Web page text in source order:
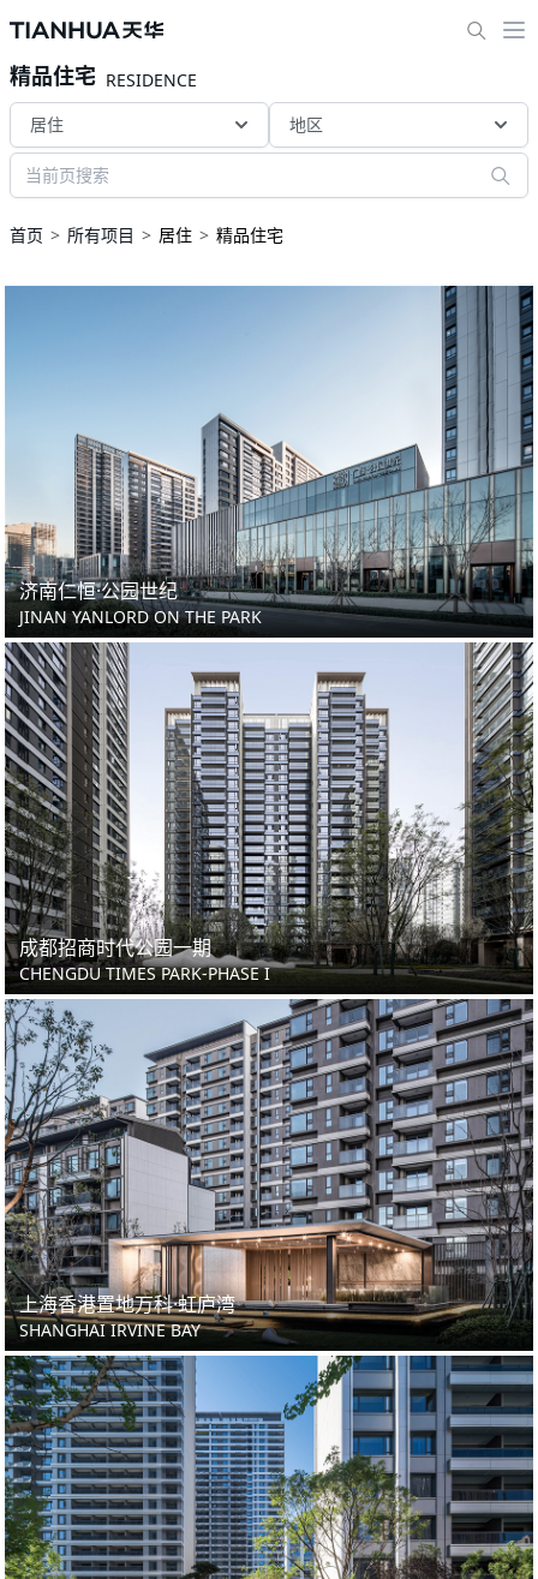
精品住宅 RESIDENCE
居住
地区
首页 所有项目 居住 精品住宅
济南仁恒·公园世纪
JINAN YANLORD ON THE PARK
成都招商时代公园一期
CHENGDU TIMES PARK-PHASE I
上海香港置地万科·虹庐湾
SHANGHAI IRVINE BAY